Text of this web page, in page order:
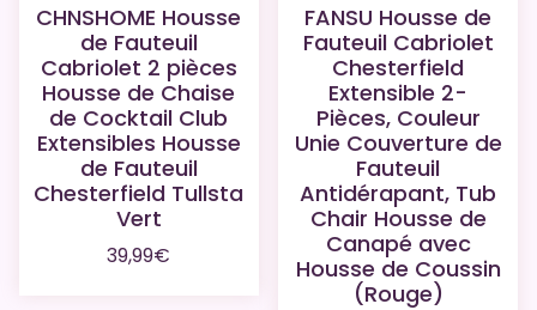
CHNSHOME Housse
de Fauteuil
Cabriolet 2 pièces
Housse de Chaise
de Cocktail Club
Extensibles Housse
de Fauteuil
Chesterfield Tullsta
Vert
39,99€
FANSU Housse de
Fauteuil Cabriolet
Chesterfield
Extensible 2-
Pièces, Couleur
Unie Couverture de
Fauteuil
Antidérapant, Tub
Chair Housse de
Canapé avec
Housse de Coussin
(Rouge)